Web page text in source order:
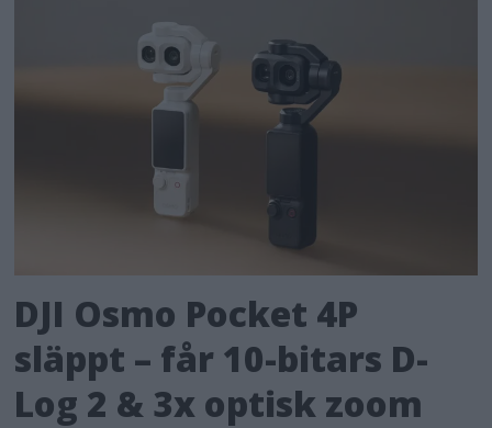
DJI Osmo Pocket 4P
släppt – får 10-bitars D-
Log 2 & 3x optisk zoom